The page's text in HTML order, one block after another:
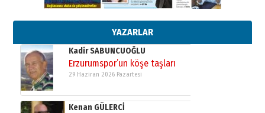
YAZARLAR
Başkan Sekmen’den Erzurum’a
02 Ağustos 2026 Pazar
Kadir SABUNCUOĞLU
Erzurumspor’un köşe taşları
29 Haziran 2026 Pazartesi
Kenan GÜLERCİ